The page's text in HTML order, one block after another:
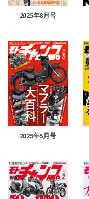
2025年8月号
2025年5月号